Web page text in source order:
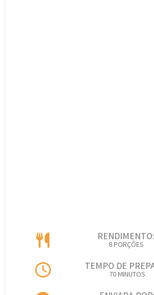
RENDIMENTO:
8 PORÇÕES
TEMPO DE
70 MINUTOS